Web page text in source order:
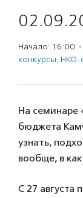
Начало: 16:00 ·
конкурсы, НКО-
На семинаре
бюджета
узнать,
вообще, в
С 27 августа